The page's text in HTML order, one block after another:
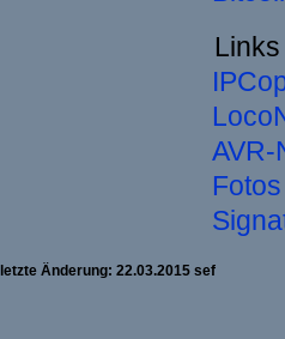
Links
AVR-
Fotos
letzte Änderung: 22.03.2015 sef